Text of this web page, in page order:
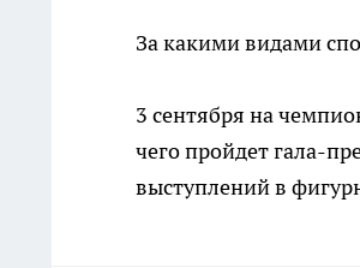
За какими видами
3 сентября на
чего пройдет гала-
выступлений в